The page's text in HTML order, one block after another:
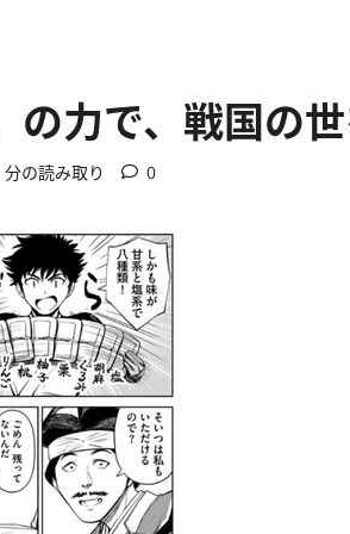
の力で、戦国の
分の読み取り 0